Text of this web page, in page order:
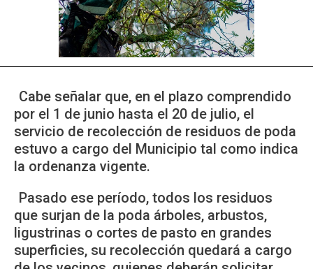
Cabe señalar que, en el plazo comprendido
por el 1 de junio hasta el 20 de julio, el
servicio de recolección de residuos de poda
estuvo a cargo del Municipio tal como indica
la ordenanza vigente.
Pasado ese período, todos los residuos
que surjan de la poda árboles, arbustos,
ligustrinas o cortes de pasto en grandes
superficies, su recolección quedará a cargo